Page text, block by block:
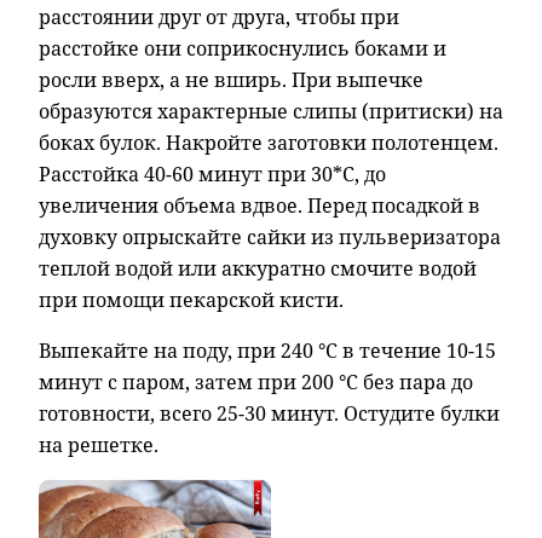
расстоянии друг от друга, чтобы при
расстойке они соприкоснулись боками и
росли вверх, а не вширь. При выпечке
образуются характерные слипы (притиски) на
боках булок. Накройте заготовки полотенцем.
Расстойка 40-60 минут при 30*С, до
увеличения объема вдвое. Перед посадкой в
духовку опрыскайте сайки из пульверизатора
теплой водой или аккуратно смочите водой
при помощи пекарской кисти.
Выпекайте на поду, при 240 °С в течение 10-15
минут с паром, затем при 200 °С без пара до
готовности, всего 25-30 минут. Остудите булки
на решетке.